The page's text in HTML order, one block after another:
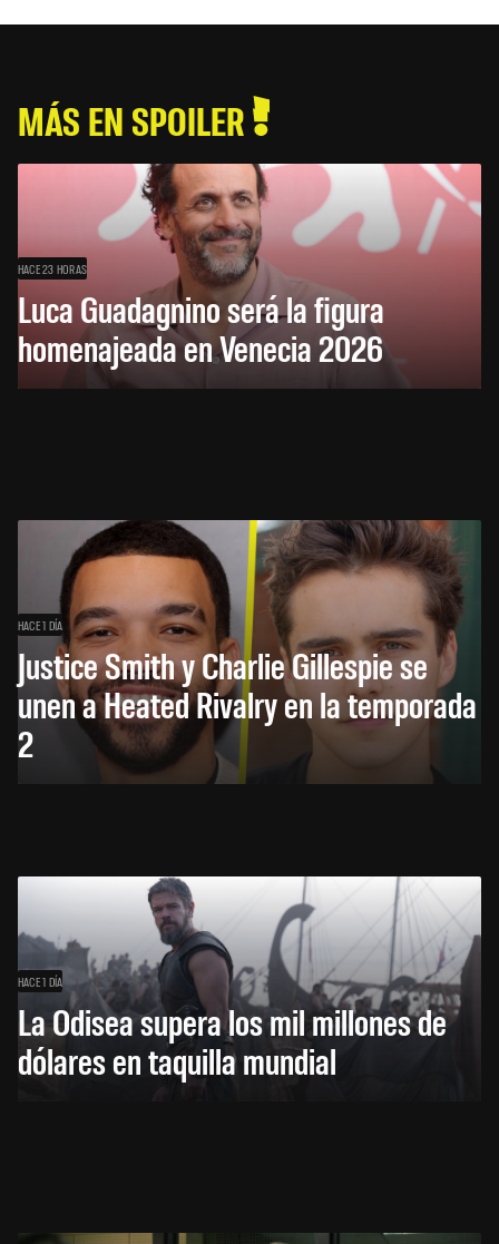
MÁS EN SPOILER
HACE 23 HORAS
Luca Guadagnino será la figura
homenajeada en Venecia 2026
HACE 1 DÍA
Justice Smith y Charlie Gillespie se
unen a Heated Rivalry en la temporada
2
HACE 1 DÍA
La Odisea supera los mil millones de
dólares en taquilla mundial